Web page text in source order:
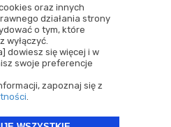
oraz innych
działania strony
o tym, które
wyłączyć.
dowiesz się więcej i w
swoje preferencje
zapoznaj się z
.
sp.k.